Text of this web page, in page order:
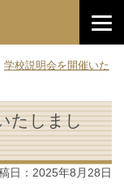
学校説明会を開催いた
たしまし
日： 2025年8月28日